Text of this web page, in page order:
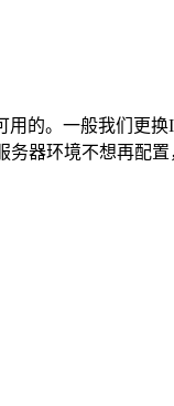
的。一般我们更
器环境不想再配置